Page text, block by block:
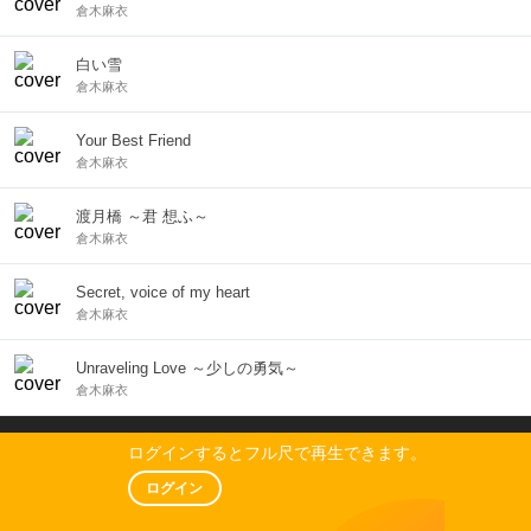
倉木麻衣
白い雪
倉木麻衣
Your Best Friend
倉木麻衣
渡月橋 ～君 想ふ～
倉木麻衣
Secret, voice of my heart
倉木麻衣
Unraveling Love ～少しの勇気～
倉木麻衣
ログインするとフル尺で再生できます。
ログイン